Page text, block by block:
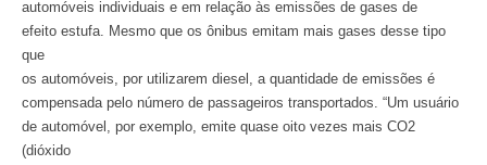
automóveis individuais e em relação às emissões de gases de
efeito estufa. Mesmo que os ônibus emitam mais gases desse tipo
que
os automóveis, por utilizarem diesel, a quantidade de emissões é
compensada pelo número de passageiros transportados. “Um usuário
de automóvel, por exemplo, emite quase oito vezes mais CO2
(dióxido